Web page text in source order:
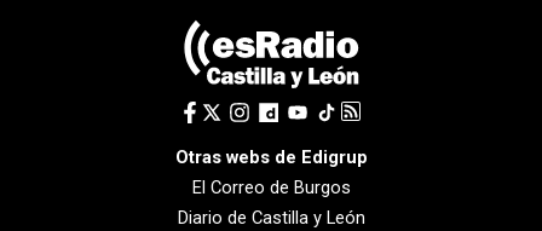
Otras webs de Edigrup
El Correo de Burgos
Diario de Castilla y León